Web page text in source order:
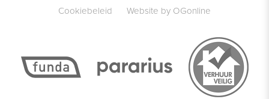
Cookiebeleid
Website by OGonline